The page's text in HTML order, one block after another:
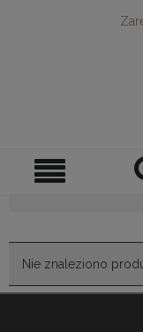
Nie znaleziono